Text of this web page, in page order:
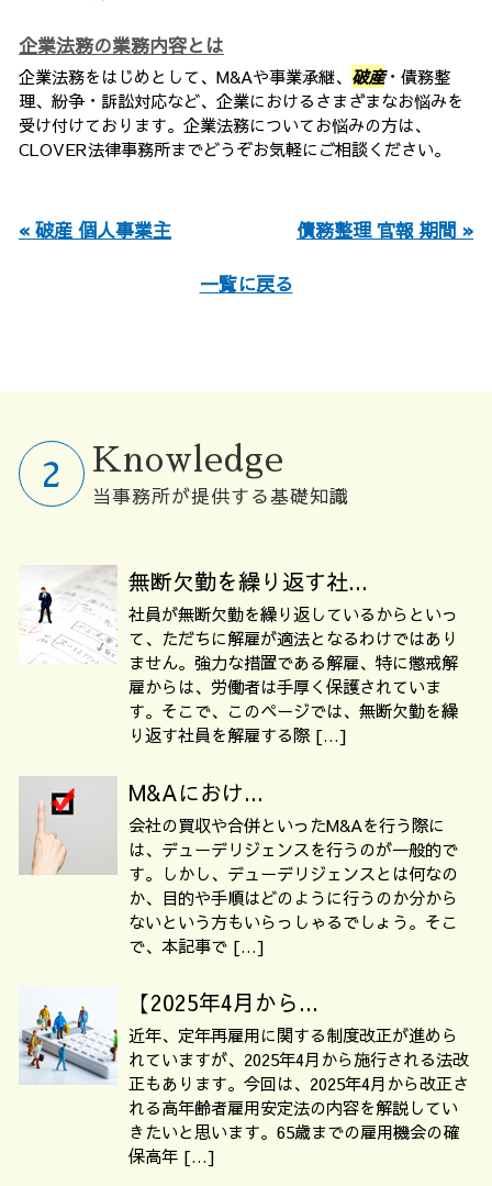
企業法務の業務内容とは
企業法務をはじめとして、M&Aや事業承継、 破産・債務整
理、紛争・訴訟対応など、企業におけるさまざまなお悩みを
受け付けております。企業法務についてお悩みの方は、
CLOVER法律事務所までどうぞお気軽にご相談ください。
« 破産 個人事業主 債務整理 官報 期間 »
一覧に戻る
Knowledge
当事務所が提供する基礎知識
無断欠勤を繰り返す社...
社員が無断欠勤を繰り返しているからといっ
て、ただちに解雇が適法となるわけではあり
ません。強力な措置である解雇、特に懲戒解
雇からは、労働者は手厚く保護されていま
す。そこで、このページでは、無断欠勤を繰
り返す社員を解雇する際 […]
M&Aにおけ...
会社の買収や合併といったM&Aを行う際に
は、デューデリジェンスを行うのが一般的で
す。しかし、デューデリジェンスとは何なの
か、目的や手順はどのように行うのか分から
ないという方もいらっしゃるでしょう。そこ
で、本記事で […]
【2025年4月から...
近年、定年再雇用に関する制度改正が進めら
れていますが、2025年4月から施行される法改
正もあります。今回は、2025年4月から改正さ
れる高年齢者雇用安定法の内容を解説してい
きたいと思います。65歳までの雇用機会の確
保高年 […]